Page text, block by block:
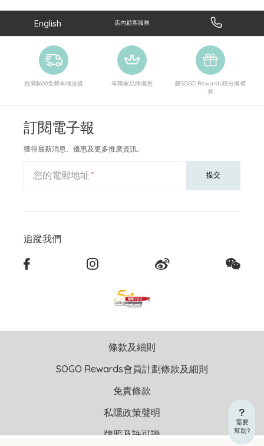
需要
幫助?
English 店內顧客服務
買滿$600免費本地送貨 享獨家品牌優惠
賺SOGO Rewards積分換禮
券
訂閱電子報
獲得最新消息、優惠及更多推廣資訊。
您的電郵地址 提交
追蹤我們
條款及細則
SOGO Rewards會員計劃條款及細則
免責條款
私隱政策聲明
牌照及許可證